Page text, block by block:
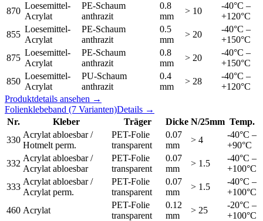
870
Loesemittel-
Acrylat
PE-Schaum
anthrazit
0.8
mm
> 10
-40°C –
+120°C
855
Loesemittel-
Acrylat
PE-Schaum
anthrazit
0.5
mm
> 20
-40°C –
+150°C
875
Loesemittel-
Acrylat
PE-Schaum
anthrazit
0.8
mm
> 20
-40°C –
+150°C
850
Loesemittel-
Acrylat
PU-Schaum
anthrazit
0.4
mm
> 28
-40°C –
+120°C
Produktdetails ansehen →
Folienklebeband (7 Varianten)Details →
Nr.
Kleber Träger Dicke N/25mm Temp.
330
Acrylat abloesbar /
Hotmelt perm.
PET-Folie
transparent
0.07
mm
> 4
-40°C –
+90°C
332
Acrylat abloesbar /
Acrylat abloesbar
PET-Folie
transparent
0.07
mm
> 1.5
-40°C –
+100°C
333
Acrylat abloesbar /
Acrylat perm.
PET-Folie
transparent
0.07
mm
> 1.5
-40°C –
+100°C
460 Acrylat
PET-Folie
transparent
0.12
mm
> 25
-20°C –
+100°C